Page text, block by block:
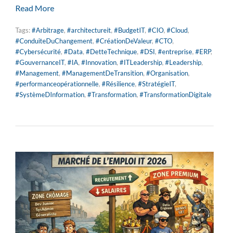
Read More
Tags:#Arbitrage, #architectureit, #BudgetIT, #CIO, #Cloud,
#ConduiteDuChangement, #CréationDeValeur, #CTO,
#Cybersécurité, #Data, #DetteTechnique, #DSI, #entreprise, #ERP,
#GouvernanceIT, #IA, #Innovation, #ITLeadership, #Leadership,
#Management, #ManagementDeTransition, #Organisation,
#performanceopérationnelle, #Résilience, #StratégieIT,
#SystèmeDInformation, #Transformation, #TransformationDigitale